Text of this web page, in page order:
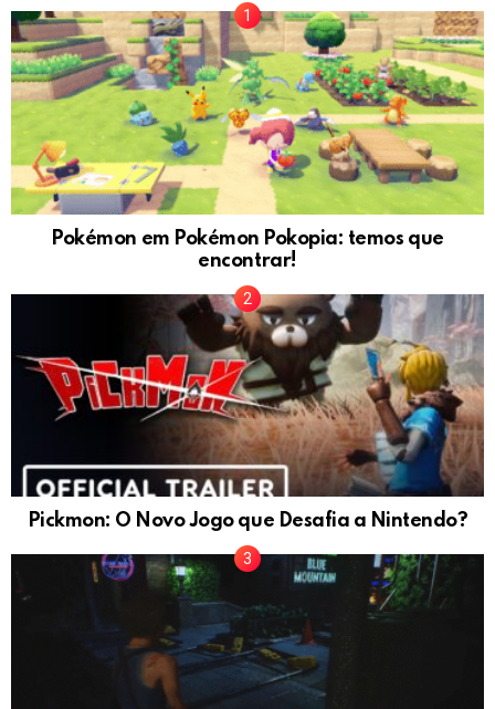
Pokémon em Pokémon Pokopia: temos que
encontrar!
Pickmon: O Novo Jogo que Desafia a Nintendo?